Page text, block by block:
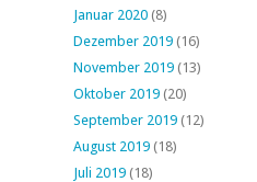
Januar 2020 (8)
Dezember 2019 (16)
November 2019 (13)
Oktober 2019 (20)
September 2019 (12)
August 2019 (18)
Juli 2019 (18)